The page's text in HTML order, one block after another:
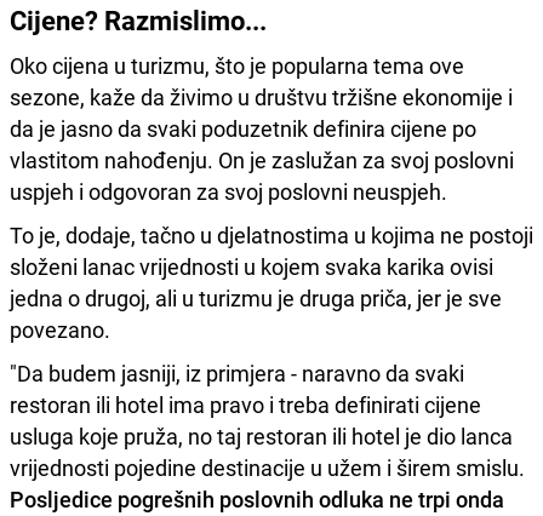
Cijene? Razmislimo...
Oko cijena u turizmu, što je popularna tema ove
sezone, kaže da živimo u društvu tržišne ekonomije i
da je jasno da svaki poduzetnik definira cijene po
vlastitom nahođenju. On je zaslužan za svoj poslovni
uspjeh i odgovoran za svoj poslovni neuspjeh.
To je, dodaje, tačno u djelatnostima u kojima ne postoji
složeni lanac vrijednosti u kojem svaka karika ovisi
jedna o drugoj, ali u turizmu je druga priča, jer je sve
povezano.
"Da budem jasniji, iz primjera - naravno da svaki
restoran ili hotel ima pravo i treba definirati cijene
usluga koje pruža, no taj restoran ili hotel je dio lanca
vrijednosti pojedine destinacije u užem i širem smislu.
Posljedice pogrešnih poslovnih odluka ne trpi onda